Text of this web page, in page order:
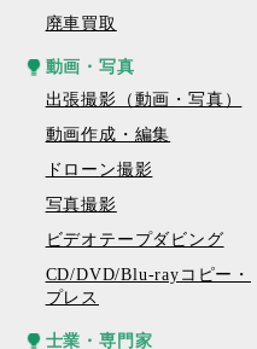
廃車買取
動画・写真
出張撮影（動画・写真）
動画作成・編集
ドローン撮影
写真撮影
ビデオテープダビング
CD/DVD/Blu-rayコピー・
プレス
士業・専門家